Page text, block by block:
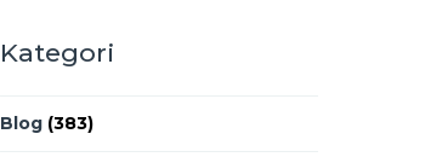
Kategori
Blog(383)